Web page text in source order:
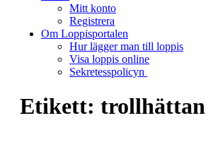
Mitt konto
Registrera
Om Loppisportalen
Hur lägger man till loppis
Visa loppis online
Sekretesspolicyn
Etikett: trollhättan